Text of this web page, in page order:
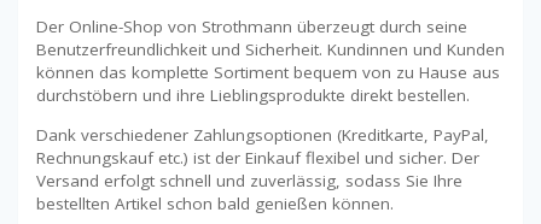
Der Online-Shop von Strothmann überzeugt durch seine
Benutzerfreundlichkeit und Sicherheit. Kundinnen und Kunden
können das komplette Sortiment bequem von zu Hause aus
durchstöbern und ihre Lieblingsprodukte direkt bestellen.
Dank verschiedener Zahlungsoptionen (Kreditkarte, PayPal,
Rechnungskauf etc.) ist der Einkauf flexibel und sicher. Der
Versand erfolgt schnell und zuverlässig, sodass Sie Ihre
bestellten Artikel schon bald genießen können.